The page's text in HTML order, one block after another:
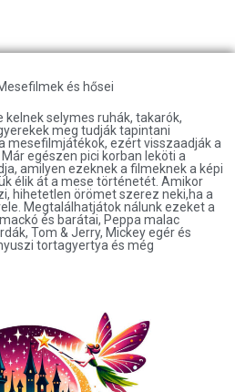
és hősei
selymes ruhák, takarók,
meg tudják tapintani
mesefilmjátékok, ezért visszaadják a
egészen pici korban leköti a
amilyen ezeknek a filmeknek a képi
élik át a mese történetét. Amikor
hihetetlen örömet szerez neki,ha a
Megtalálhatjátok nálunk ezeket a
és barátai, Peppa malac
Tom & Jerry, Mickey egér és
tortagyertya és még